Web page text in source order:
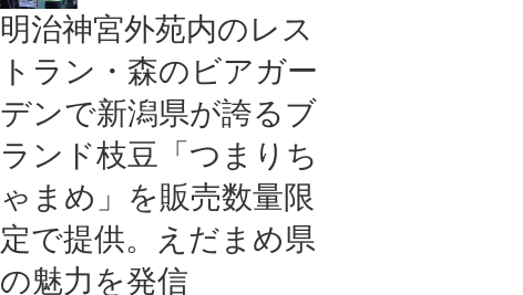
明治神宮外苑内のレス
トラン・森のビアガー
デンで新潟県が誇るブ
ランド枝豆「つまりち
ゃまめ」を販売数量限
定で提供。えだまめ県
の魅力を発信